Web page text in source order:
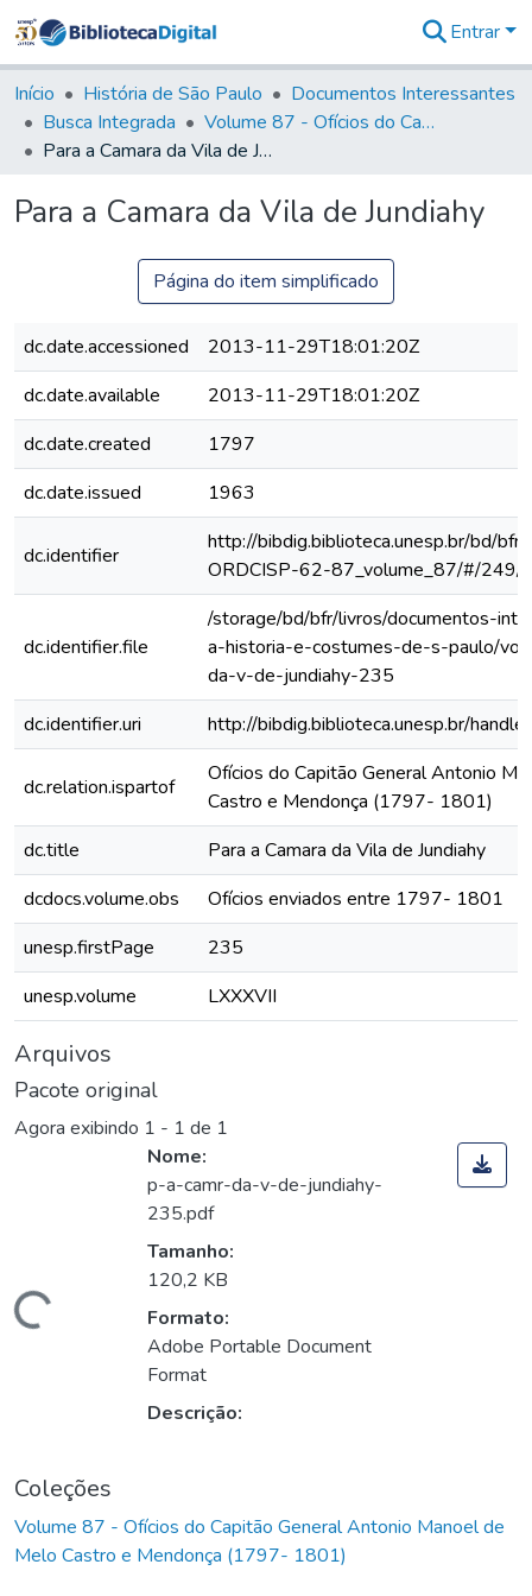
&
Coleções
Tudo na
Biblioteca
Estatísticas
Entrar
Início História de São Paulo
Documentos Interessantes
Busca Integrada
Volume 87 - Ofícios do Capitão General Antonio Manoel de Melo Castro e Mendonça (1797- 1801)
Para a Camara da Vila de Jundiahy
Para a Camara da Vila de Jundiahy
Página do item simplificado
dc.date.accessioned
2013-11-29T18:01:20Z
dc.date.available
2013-11-29T18:01:20Z
dc.date.created
1797
dc.date.issued
1963
dc.identifier
http://bibdig.biblioteca.unesp.br/bd/
ORDCISP-62-87_volume_87/#/249/
dc.identifier.file
/storage/bd/bfr/livros/documentos-
a-historia-e-costumes-de-s-paulo/
da-v-de-jundiahy-235
dc.identifier.uri
http://bibdig.biblioteca.unesp.br/
dc.relation.ispartof
Ofícios do Capitão General Antonio
Castro e Mendonça (1797- 1801)
dc.title
Para a Camara da Vila de Jundiahy
dcdocs.volume.obs
Ofícios enviados entre 1797- 1801
unesp.firstPage
235
unesp.volume
LXXXVII
Arquivos
Pacote original
Agora exibindo 1 - 1 de 1
Carregando...
Nome:
p-a-camr-da-v-de-jundiahy-
235.pdf
Tamanho:
120,2 KB
Formato:
Adobe Portable Document
Format
Descrição:
Coleções
Volume 87 - Ofícios do Capitão General Antonio Manoel de
Melo Castro e Mendonça (1797- 1801)